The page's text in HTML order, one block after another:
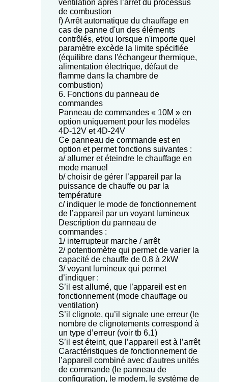
ventilation après l’arrêt du processus
de combustion
f) Arrêt automatique du chauffage en
cas de panne d'un des éléments
contrôlés, et/ou lorsque n'importe quel
paramètre excède la limite spécifiée
(équilibre dans l'échangeur thermique,
alimentation électrique, défaut de
flamme dans la chambre de
combustion)
6. Fonctions du panneau de
commandes
Panneau de commandes « 10M » en
option uniquement pour les modèles
4D-12V et 4D-24V
Ce panneau de commande est en
option et permet fonctions suivantes :
a/ allumer et éteindre le chauffage en
mode manuel
b/ choisir de gérer l’appareil par la
puissance de chauffe ou par la
température
c/ indiquer le mode de fonctionnement
de l’appareil par un voyant lumineux
Description du panneau de
commandes :
1/ interrupteur marche / arrêt
2/ potentiomètre qui permet de varier la
capacité de chauffe de 0.8 à 2kW
3/ voyant lumineux qui permet
d’indiquer :
S’il est allumé, que l’appareil est en
fonctionnement (mode chauffage ou
ventilation)
S’il clignote, qu’il signale une erreur (le
nombre de clignotements correspond à
un type d’erreur (voir tb 6.1)
S’il est éteint, que l’appareil est à l’arrêt
Caractéristiques de fonctionnement de
l’appareil combiné avec d'autres unités
de commande (le panneau de
configuration, le modem, le système de